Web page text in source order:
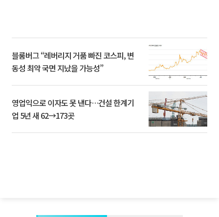
블룸버그 “레버리지 거품 빠진 코스피, 변
동성 최악 국면 지났을 가능성”
영업익으로 이자도 못 낸다…건설 한계기
업 5년 새 62→173곳